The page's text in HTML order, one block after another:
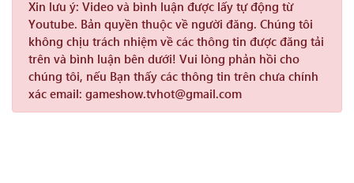
Xin lưu ý: Video và bình luận được lấy tự động từ
Youtube. Bản quyền thuộc về người đăng. Chúng tôi
không chịu trách nhiệm về các thông tin được đăng tải
trên và bình luận bên dưới! Vui lòng phản hồi cho
chúng tôi, nếu Bạn thấy các thông tin trên chưa chính
xác email: gameshow.tvhot@gmail.com